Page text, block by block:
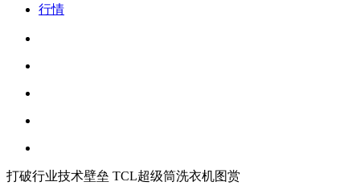
行情
打破行业技术壁垒 TCL超级筒洗衣机图赏